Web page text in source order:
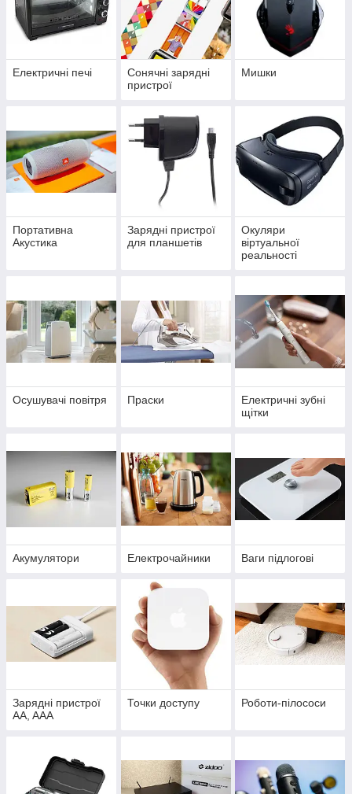
Електричні печі
Сонячні зарядні
пристрої
Мишки
Портативна
Акустика
Зарядні пристрої
для планшетів
Окуляри
віртуальної
реальності
Осушувачі повітря Праски
Електричні зубні
щітки
Акумулятори Електрочайники Ваги підлогові
Зарядні пристрої
AA, AAA
Точки доступу Роботи-пілососи